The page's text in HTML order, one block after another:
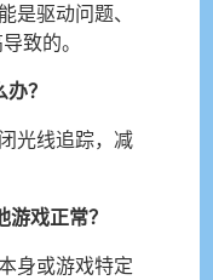
是驱动问题、
致的。
？
光线追踪，减
戏正常？
身或游戏特定